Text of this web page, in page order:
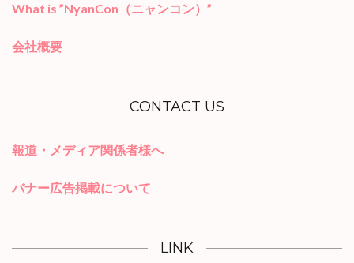
What is ”NyanCon（ニャンコン）”
会社概要
CONTACT US
報道・メディア関係者様へ
バナー広告掲載について
LINK